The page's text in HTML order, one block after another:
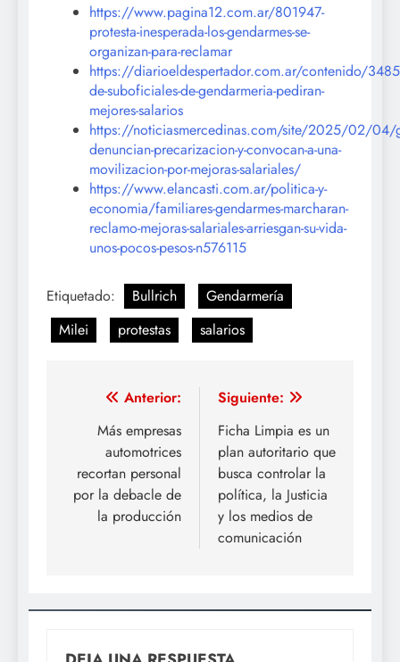
https://www.pagina12.com.ar/801947-
protesta-inesperada-los-gendarmes-se-
organizan-para-reclamar
https://diarioeldespertador.com.ar/contenido/
de-suboficiales-de-gendarmeria-pediran-
mejores-salarios
https://noticiasmercedinas.com/site/2025/02/04/
denuncian-precarizacion-y-convocan-a-una-
movilizacion-por-mejoras-salariales/
https://www.elancasti.com.ar/politica-y-
economia/familiares-gendarmes-marcharan-
reclamo-mejoras-salariales-arriesgan-su-vida-
unos-pocos-pesos-n576115
Etiquetado: Bullrich
Gendarmería
Milei
protestas salarios
Navegación
entradas
Anterior:
Más empresas
automotrices
recortan personal
por la debacle de
la producción
Siguiente:
Ficha Limpia es un
plan autoritario que
busca controlar la
política, la Justicia
y los medios de
comunicación